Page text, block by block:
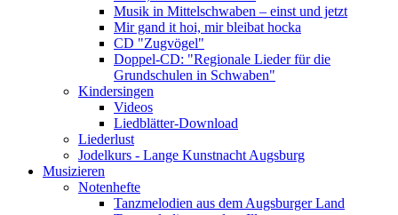
Musik in Mittelschwaben – einst und jetzt
Mir gand it hoi, mir bleibat hocka
CD "Zugvögel"
Doppel-CD: "Regionale Lieder für die
Grundschulen in Schwaben"
Kindersingen
Videos
Liedblätter-Download
Liederlust
Jodelkurs - Lange Kunstnacht Augsburg
Musizieren
Notenhefte
Tanzmelodien aus dem Augsburger Land